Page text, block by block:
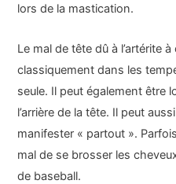
lors de la mastication.
Le mal de tête dû à l’artérite
classiquement dans les
seule. Il peut également être
l’arrière de la tête. Il peut
manifester « partout ».
mal de se brosser les
de baseball.